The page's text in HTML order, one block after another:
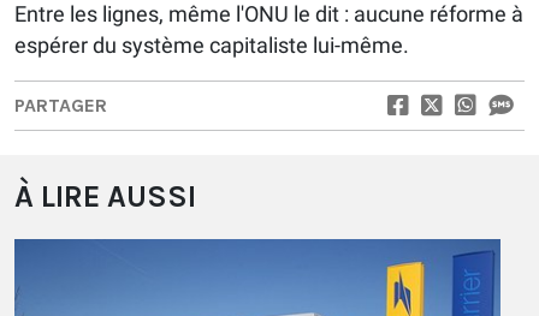
Entre les lignes, même l'ONU le dit : aucune réforme à
espérer du système capitaliste lui-même.
PARTAGER
À LIRE AUSSI